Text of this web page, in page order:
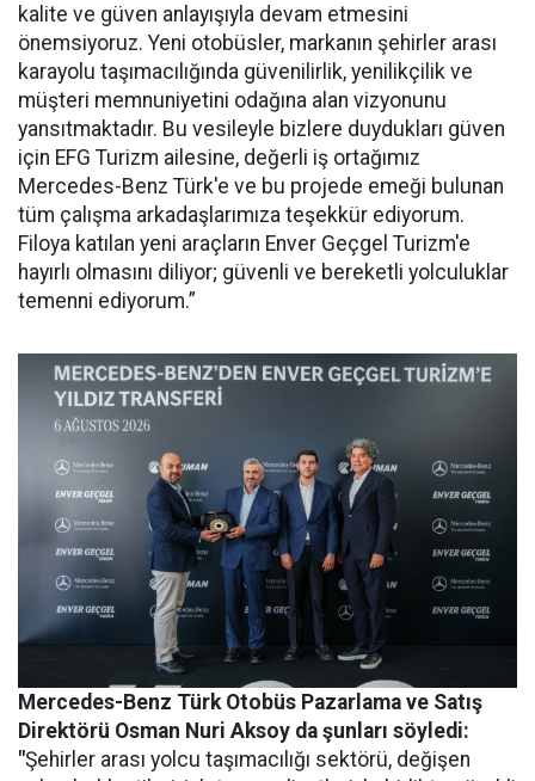
kalite ve güven anlayışıyla devam etmesini
önemsiyoruz. Yeni otobüsler, markanın şehirler arası
karayolu taşımacılığında güvenilirlik, yenilikçilik ve
müşteri memnuniyetini odağına alan vizyonunu
yansıtmaktadır. Bu vesileyle bizlere duydukları güven
için EFG Turizm ailesine, değerli iş ortağımız
Mercedes-Benz Türk'e ve bu projede emeği bulunan
tüm çalışma arkadaşlarımıza teşekkür ediyorum.
Filoya katılan yeni araçların Enver Geçgel Turizm'e
hayırlı olmasını diliyor; güvenli ve bereketli yolculuklar
temenni ediyorum.”
Mercedes-Benz Türk Otobüs Pazarlama ve Satış
Direktörü Osman Nuri Aksoy da şunları söyledi:
"Şehirler arası yolcu taşımacılığı sektörü, değişen